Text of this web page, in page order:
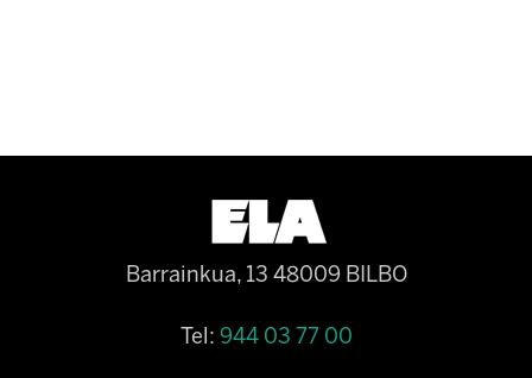
Barrainkua, 13 48009 BILBO
Tel: 944 03 77 00